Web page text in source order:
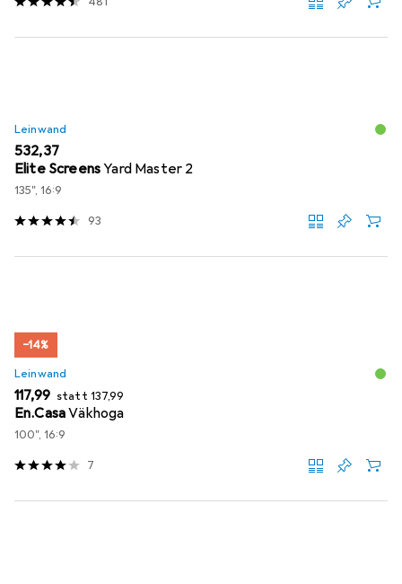
Leinwand
EUR
532,37
Elite ScreensYard Master 2
135", 16:9
93
−14%
Leinwand
EUR
117,99 statt EUR
137,99
En.CasaVäkhoga
100", 16:9
7